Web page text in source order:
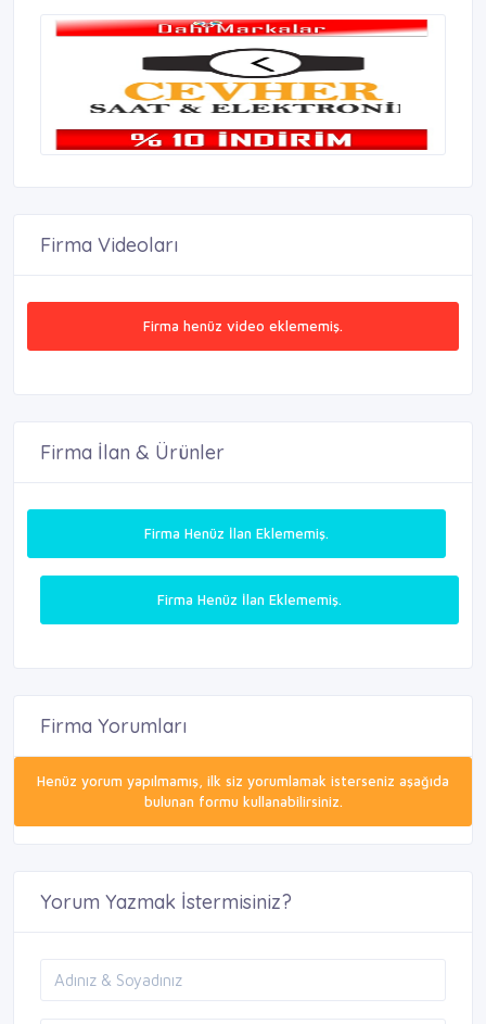
Firma Videoları
Firma henüz video eklememiş.
Firma İlan & Ürünler
Firma Henüz İlan Eklememiş.
Firma Henüz İlan Eklememiş.
Firma Yorumları
Henüz yorum yapılmamış, ilk siz yorumlamak isterseniz aşağıda
bulunan formu kullanabilirsiniz.
Yorum Yazmak İstermisiniz?